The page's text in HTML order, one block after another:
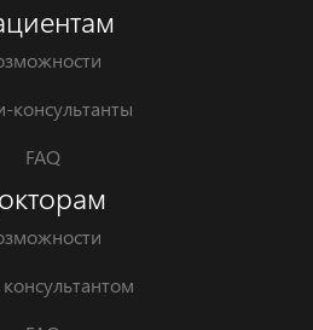
консультанты
FAQ
консультантом